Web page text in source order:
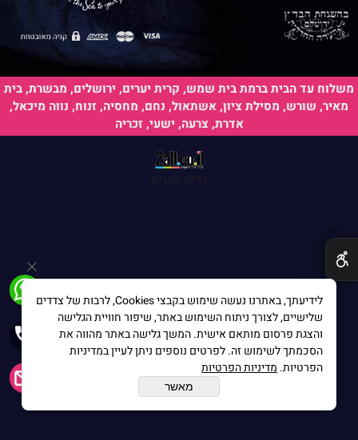
הערות נוספות:
משלוח עד הבית ברמת בית שמש, קרית יערים, ירושלים, מבשרת, בית
מאיר, שורש, מסילת ציון, אשתאול, נחם, מחסיה, זנוח, נווה מיכאל,
אדרת, צרעה, ישעי, זכריה
לידיעתך, באתרנו נעשה שימוש בקבצי Cookies, לרבות של צדדים
שלישיים, לצורך ניתוח השימוש באתר, שיפור חוויית הגלישה
והצגת פרסום מותאם אישית. המשך גלישה באתר מהווה את
הסכמתך לשימוש זה. לפרטים נוספים ניתן לעיין במדיניות
הפרטיות. מדיניות הפרטיות
מאשר